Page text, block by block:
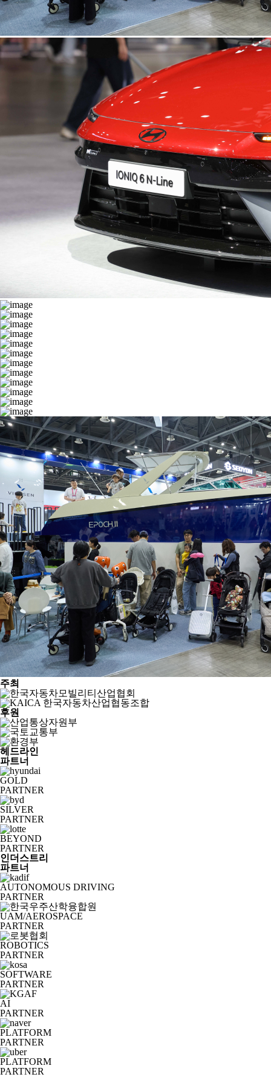
주최
후원
헤드라인
파트너
GOLD
PARTNER
SILVER
PARTNER
BEYOND
PARTNER
인더스트리
파트너
AUTONOMOUS DRIVING
PARTNER
UAM/AEROSPACE
PARTNER
ROBOTICS
PARTNER
SOFTWARE
PARTNER
AI
PARTNER
PLATFORM
PARTNER
PLATFORM
PARTNER